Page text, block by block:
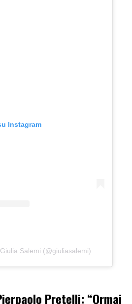
Instagram
Salemi (@giuliasalemi)
Pretelli: “Ormai